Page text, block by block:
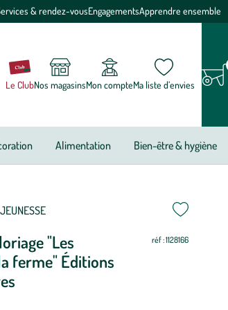
& rendez-vousEngagementsApprendre ensemble
Le ClubNos magasinsMon compteMa liste d’envies
Alimentation Bien-être & hygiène
"Les
ferme" Éditions
réf : 1128166